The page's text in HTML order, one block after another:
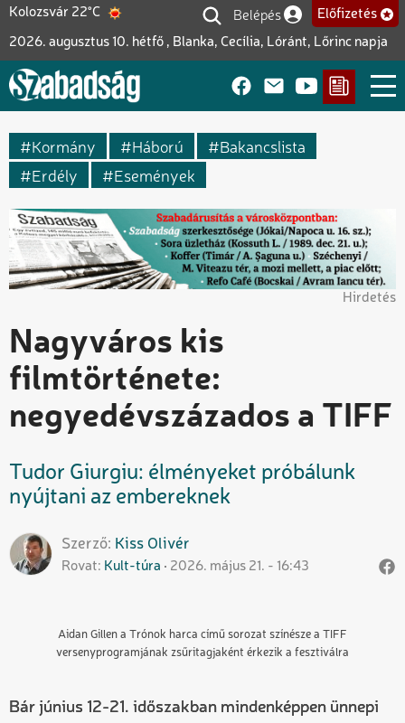
Ugrás
tartalomra
Kolozsvár 22°C
2026. augusztus 10. hétfő , Blanka, Cecília, Lóránt, Lőrinc napja
Felhasználói fiók
Belépés Előfizetés
Kormány Háború
Bakancslista
Erdély
Események
Hirdetés
Nagyváros kis
filmtörténete:
negyedévszázados a TIFF
Tudor Giurgiu: élményeket próbálunk
nyújtani az embereknek
Szerző Kiss Olivér
Rovat Kult-túra 2026. május 21. - 16:43
Aidan Gillen a Trónok harca című sorozat színésze a TIFF
versenyprogramjának zsűritagjaként érkezik a fesztiválra
Bár június 12-21. időszakban mindenképpen ünnepi